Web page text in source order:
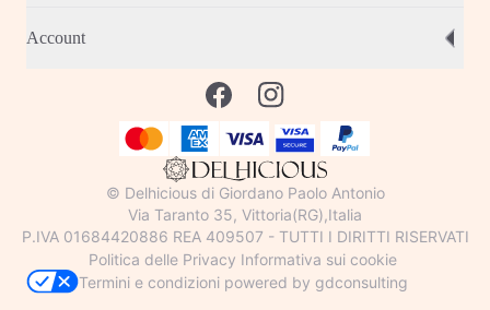
Account
© Delhicious di Giordano Paolo Antonio
Via Taranto 35, Vittoria(RG),Italia
P.IVA 01684420886 REA 409507 - TUTTI I DIRITTI RISERVATI
Politica delle Privacy Informativa sui cookie
Termini e condizioni powered by gdconsulting